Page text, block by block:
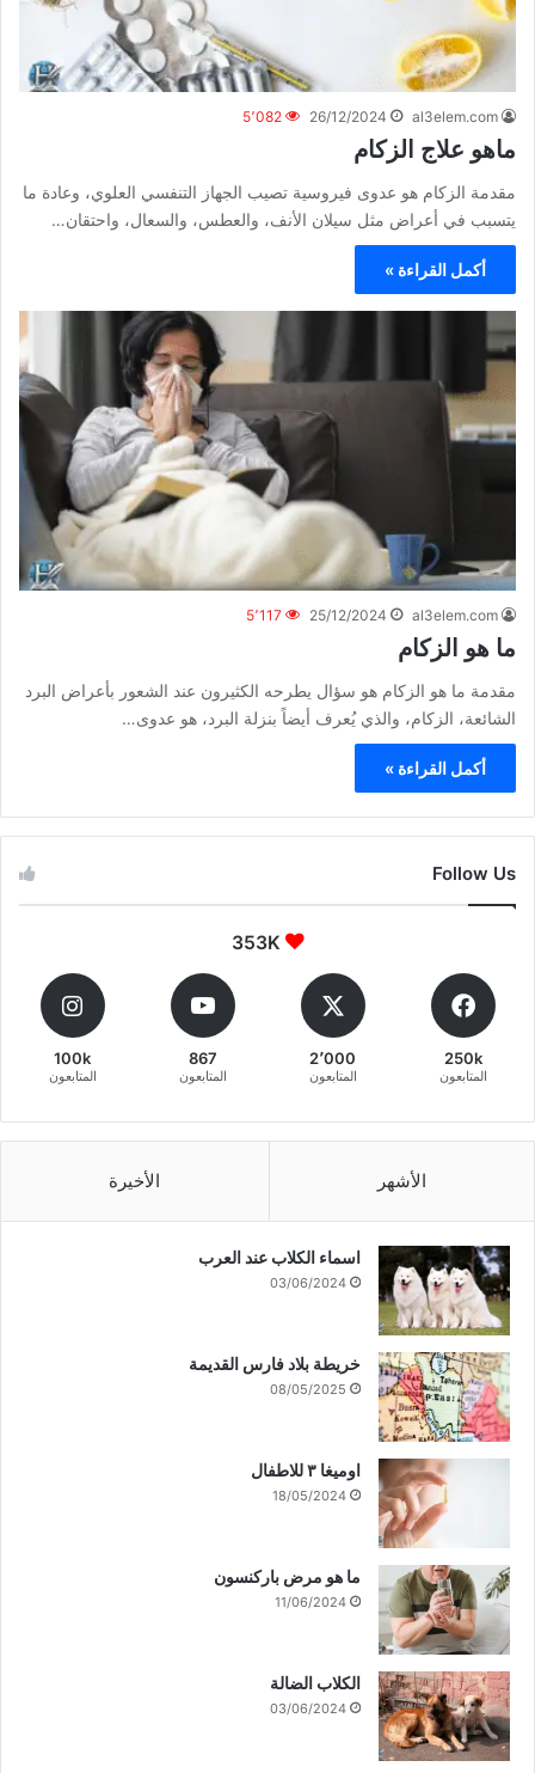
al3elem.com
26/12/2024 5٬082
ماهو علاج الزكام
مقدمة الزكام هو عدوى فيروسية تصيب الجهاز التنفسي العلوي، وعادة ما
يتسبب في أعراض مثل سيلان الأنف، والعطس، والسعال، واحتقان…
أكمل القراءة »
al3elem.com
25/12/2024 5٬117
ما هو الزكام
مقدمة ما هو الزكام هو سؤال يطرحه الكثيرون عند الشعور بأعراض البرد
الشائعة، الزكام، والذي يُعرف أيضاً بنزلة البرد، هو عدوى…
أكمل القراءة »
Follow Us
353K
250k
المتابعون
2٬000
المتابعون
867
المتابعون
100k
المتابعون
الأشهر الأخيرة
اسماء الكلاب عند العرب
03/06/2024
خريطة بلاد فارس القديمة
08/05/2025
اوميغا ٣ للاطفال
18/05/2024
ما هو مرض باركنسون
11/06/2024
الكلاب الضالة
03/06/2024